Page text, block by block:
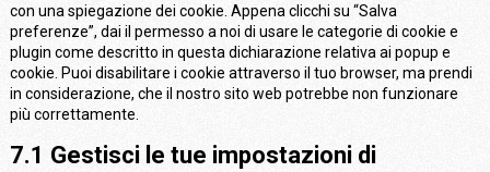
con una spiegazione dei cookie. Appena clicchi su “Salva
preferenze”, dai il permesso a noi di usare le categorie di cookie e
plugin come descritto in questa dichiarazione relativa ai popup e
cookie. Puoi disabilitare i cookie attraverso il tuo browser, ma prendi
in considerazione, che il nostro sito web potrebbe non funzionare
più correttamente.
7.1 Gestisci le tue impostazioni di